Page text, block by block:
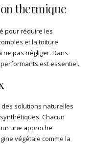
thermique
pour réduire les
et la toiture
pas négliger. Dans
est essentiel.
solutions naturelles
Chacun
une approche
végétale comme la